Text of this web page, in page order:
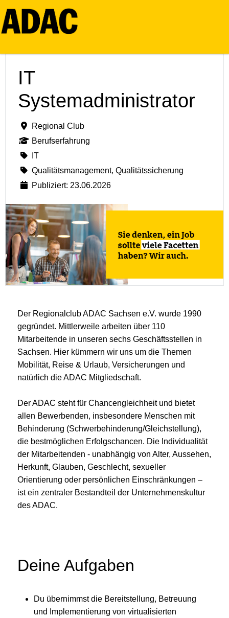
IT
Systemadministrator
Regional Club
Berufserfahrung
IT
Qualitätsmanagement, Qualitätssicherung
Publiziert: 23.06.2026
Der Regionalclub ADAC Sachsen e.V. wurde 1990
gegründet. Mittlerweile arbeiten über 110
Mitarbeitende in unseren sechs Geschäftsstellen in
Sachsen. Hier kümmern wir uns um die Themen
Mobilität, Reise & Urlaub, Versicherungen und
natürlich die ADAC Mitgliedschaft.
Der ADAC steht für Chancengleichheit und bietet
allen Bewerbenden, insbesondere Menschen mit
Behinderung (Schwerbehinderung/Gleichstellung),
die bestmöglichen Erfolgschancen. Die Individualität
der Mitarbeitenden - unabhängig von Alter, Aussehen,
Herkunft, Glauben, Geschlecht, sexueller
Orientierung oder persönlichen Einschränkungen –
ist ein zentraler Bestandteil der Unternehmenskultur
des ADAC.
Deine Aufgaben
Du übernimmst die Bereitstellung, Betreuung
und Implementierung von virtualisierten